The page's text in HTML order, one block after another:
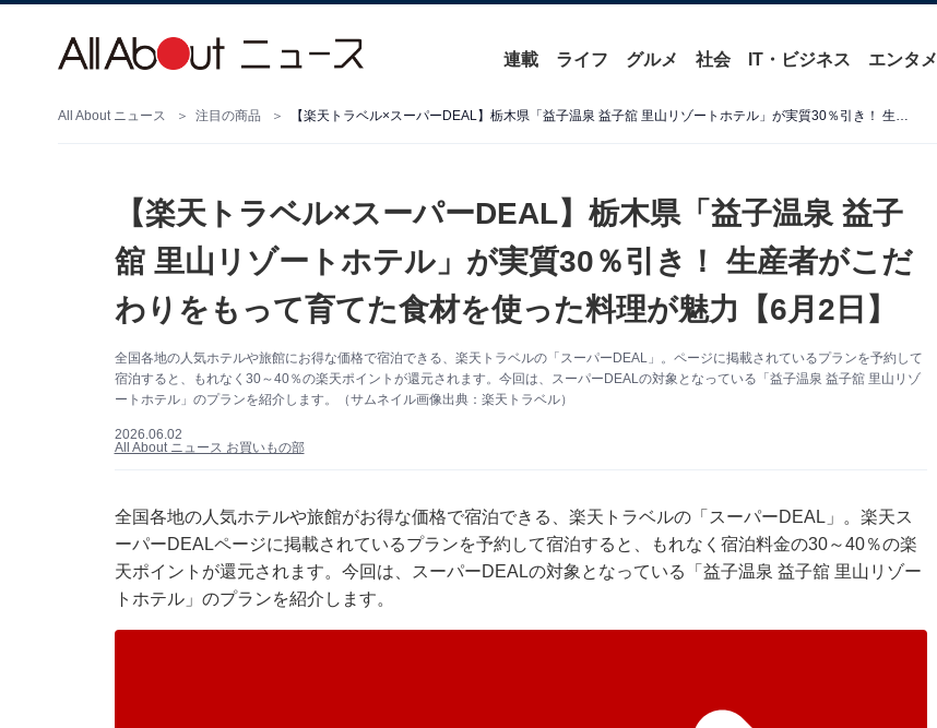
連載 ライフ グルメ 社会 IT・ビジネス エンタメ
All About ニュース 注目の商品 【楽天トラベル×スーパーDEAL】栃木県「益子温泉 益子舘 里山リゾートホテル」が実質30％引き！ 生産者がこだわりをもって育てた食材を使った料理が魅力【6月2日】
【楽天トラベル×スーパーDEAL】栃木県「益子温泉 益子
舘 里山リゾートホテル」が実質30％引き！ 生産者がこだ
わりをもって育てた食材を使った料理が魅力【6月2日】
全国各地の人気ホテルや旅館にお得な価格で宿泊できる、楽天トラベルの「スーパーDEAL」。ページに掲載されているプランを予約して
宿泊すると、もれなく30～40％の楽天ポイントが還元されます。今回は、スーパーDEALの対象となっている「益子温泉 益子舘 里山リゾ
ートホテル」のプランを紹介します。（サムネイル画像出典：楽天トラベル）
2026.06.02
All About ニュース お買いもの部
全国各地の人気ホテルや旅館がお得な価格で宿泊できる、 楽天トラベルの「スーパーDEAL」。楽天ス
ーパーDEALページに掲載されているプランを予約して宿泊すると、もれなく宿泊料金の30～40％の楽
天ポイントが還元されます。今回は、スーパーDEALの対象となっている「益子温泉 益子舘 里山リゾー
トホテル」のプランを紹介します。